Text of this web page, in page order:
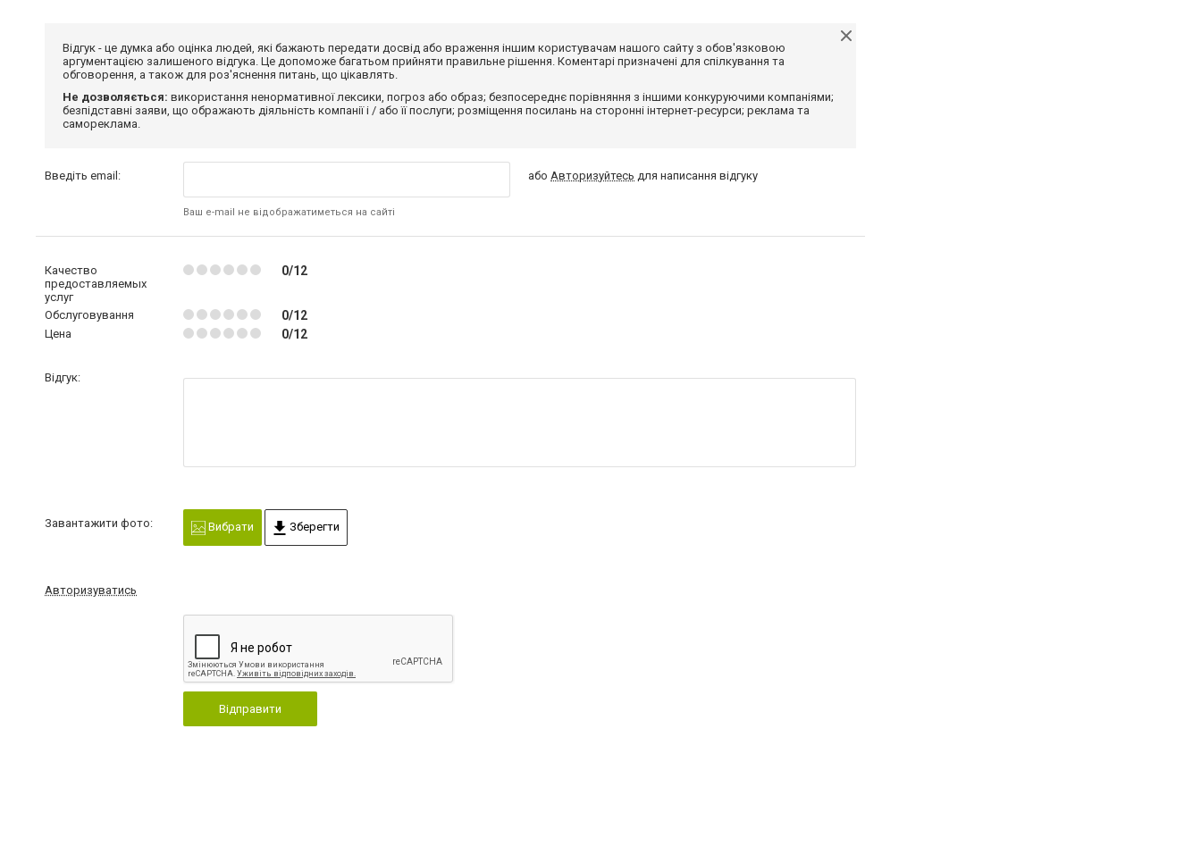
Відгук - це думка або оцінка людей, які бажають передати досвід або враження іншим користувачам нашого сайту з обов'язковою
аргументацією залишеного відгука. Це допоможе багатьом прийняти правильне рішення. Коментарі призначені для спілкування та
обговорення, а також для роз'яснення питань, що цікавлять.
Не дозволяється: використання ненормативної лексики, погроз або образ; безпосереднє порівняння з іншими конкуруючими компаніями;
безпідставні заяви, що ображають діяльність компанії і / або її послуги; розміщення посилань на сторонні інтернет-ресурси; реклама та
самореклама.
Введіть email:
Ваш e-mail не відображатиметься на сайті
абоАвторизуйтесь для написання відгуку
Качество
предоставляемых
услуг
0/12
Обслуговування 0/12
Цена 0/12
Відгук:
Завантажити фото: Вибрати Зберегти
Авторизуватись
Відправити